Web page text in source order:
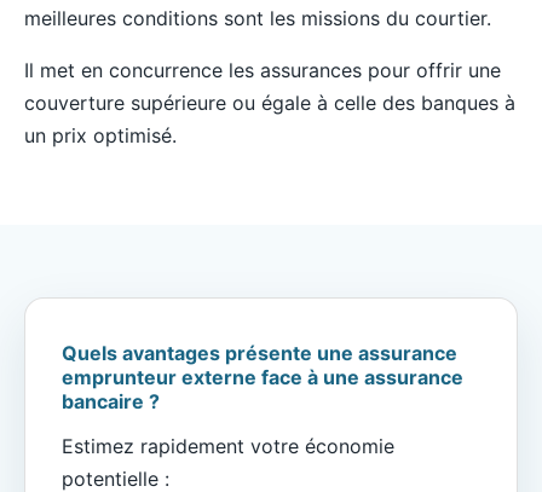
meilleures conditions sont les missions du courtier.
Il met en concurrence les assurances pour offrir une
couverture supérieure ou égale à celle des banques à
un prix optimisé.
Quels avantages présente une assurance
emprunteur externe face à une assurance
bancaire ?
Estimez rapidement votre économie
potentielle :